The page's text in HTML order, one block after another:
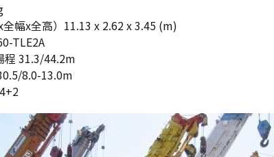
幅x全高）11.13 x 2.62 x 3.45 (m)
TLE2A
程 31.3/44.2m
8.0-13.0m